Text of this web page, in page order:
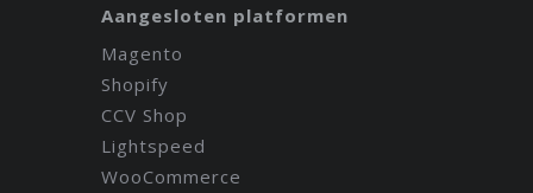
Aangesloten platformen
Magento
Shopify
CCV Shop
Lightspeed
WooCommerce